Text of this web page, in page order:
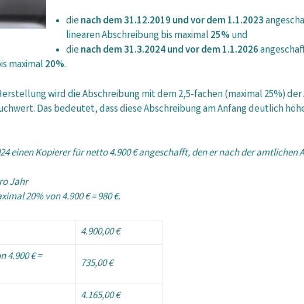
die nach dem 31.12.2019 und vor dem 1.1.2023
linearen Abschreibung bis maximal 25% und
die nach dem 31.3.2024 und vor dem 1.1.2026
maximal20%.
wird die Abschreibung mit dem 2,5-fachen (maximal 25%)
Das bedeutet, dass diese Abschreibung am Anfang deutlich
einen Kopierer für netto 4.900 € angeschafft, den er nach der
Jahr
20% von 4.900 € = 980 €.
4.900,00 €
4.900 € =
735,00 €
4.165,00 €